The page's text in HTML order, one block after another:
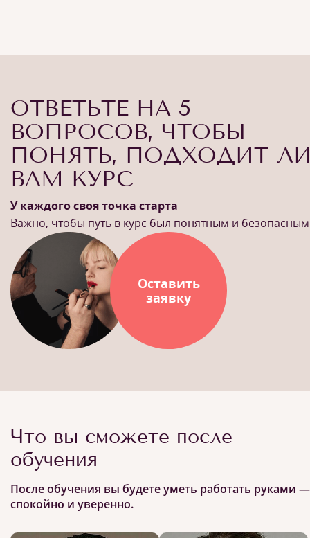
ОТВЕТЬТЕ НА 5
ВОПРОСОВ, ЧТОБЫ
ПОНЯТЬ, ПОДХОДИТ
ВАМ КУРС
У каждого своя точка старта
Важно, чтобы путь в курс был понятным и безопасным
Оставить
заявку
Что вы сможете после
обучения
После обучения вы будете уметь работать руками —
спокойно и уверенно.